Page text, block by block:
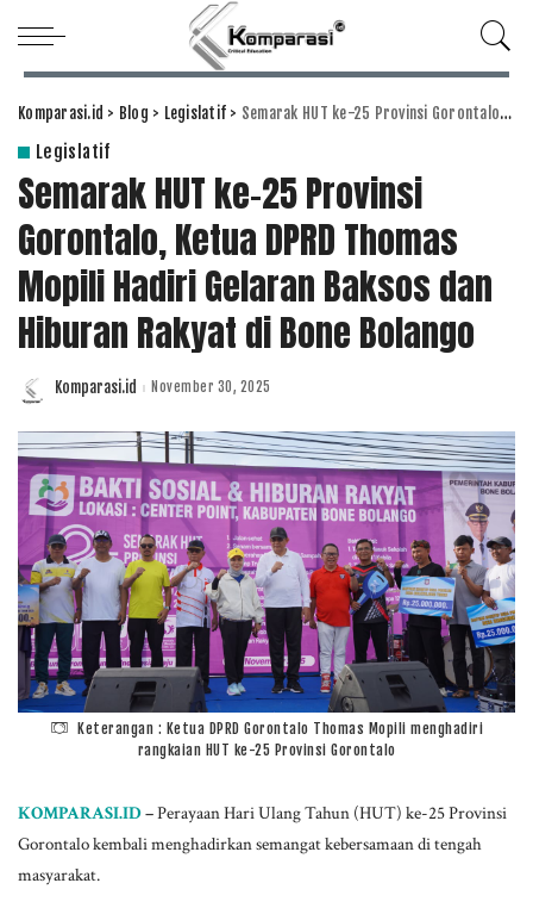
Komparasi.id > Blog > Legislatif > Semarak HUT ke-25 Provinsi Gorontalo, Ketua DPRD Thomas Mopili Hadiri Gelaran Baksos dan Hiburan Rakyat di Bone Bolango
Legislatif
Semarak HUT ke-25 Provinsi
Gorontalo, Ketua DPRD Thomas
Mopili Hadiri Gelaran Baksos dan
Hiburan Rakyat di Bone Bolango
Posted
Komparasi.id November 30, 2025
Keterangan : Ketua DPRD Gorontalo Thomas Mopili menghadiri
rangkaian HUT ke-25 Provinsi Gorontalo
KOMPARASI.ID–Perayaan Hari Ulang Tahun (HUT) ke-25 Provinsi
Gorontalo kembali menghadirkan semangat kebersamaan di tengah
masyarakat.